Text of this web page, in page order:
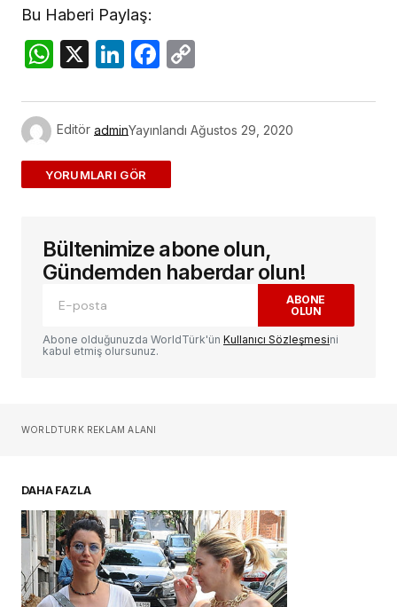
Bu Haberi Paylaş:
WhatsApp
X LinkedIn
Facebook
Editör adminYayınlandı Ağustos 29, 2020
ADD A COMMENT
E-posta adresiniz yayınlanmayacak.
alanlar*ile işaretlenmişlerdir
Yorum
Sizin adınız*
Daha sonraki yorumlarımda kullanılması için
adım, e-posta adresim ve site adresim bu
tarayıcıya kaydedilsin.
Bültenimize abone olun,
Gündemden haberdar olun!
ABONE
OLUN
Abone olduğunuzda WorldTürk'ün Kullanıcı Sözleşmesini
kabul etmiş olursunuz.
WORLDTURK REKLAM ALANI
DAHA FAZLA